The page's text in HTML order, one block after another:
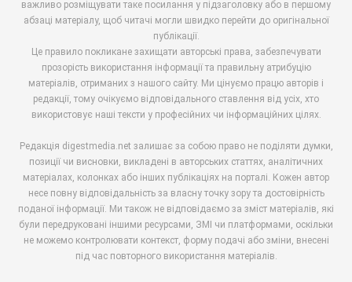
важливо розміщувати таке посилання у підзаголовку або в першому
абзаці матеріалу, щоб читачі могли швидко перейти до оригінальної
публікації.
Це правило покликане захищати авторські права, забезпечувати
прозорість використання інформації та правильну атрибуцію
матеріалів, отриманих з нашого сайту. Ми цінуємо працю авторів і
редакції, тому очікуємо відповідального ставлення від усіх, хто
використовує наші тексти у професійних чи інформаційних цілях.
Редакція digestmedia.net залишає за собою право не поділяти думки,
позиції чи висновки, викладені в авторських статтях, аналітичних
матеріалах, колонках або інших публікаціях на порталі. Кожен автор
несе повну відповідальність за власну точку зору та достовірність
поданої інформації. Ми також не відповідаємо за зміст матеріалів, які
були передруковані іншими ресурсами, ЗМІ чи платформами, оскільки
не можемо контролювати контекст, форму подачі або зміни, внесені
під час повторного використання матеріалів.